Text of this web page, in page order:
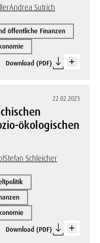
Andrea Sutrich
öffentliche Finanzen
Download (PDF)
22.02.2023
ökologischen
Stefan Schleicher
Download (PDF)